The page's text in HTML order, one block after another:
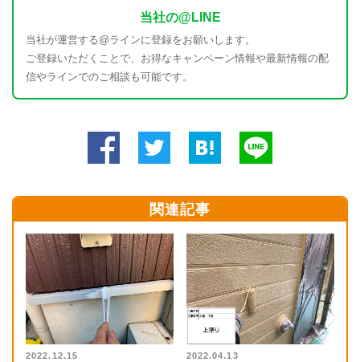
当社の@LINE
当社が運営する@ラインに登録をお願いします。
ご登録いただくことで、お得なキャンペーン情報や最新情報の配
信やラインでのご相談も可能です。
関連記事
2022.12.15
2022.04.13